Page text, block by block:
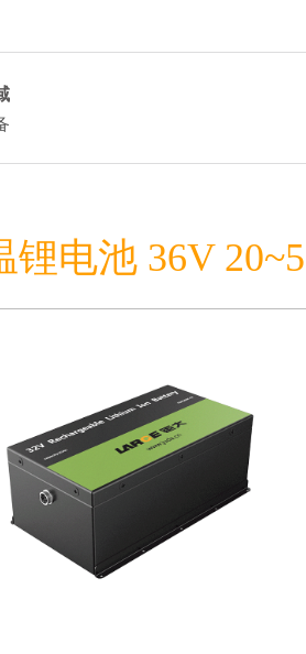
锂电池 36V